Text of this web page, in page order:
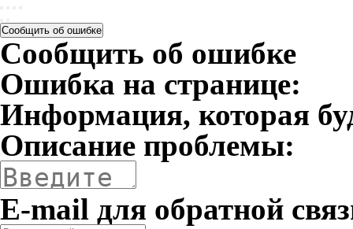
Сообщить об ошибке
Сообщить об ошибке
Ошибка на странице:
Информация, которая
Описание проблемы:
E-mail для обратной